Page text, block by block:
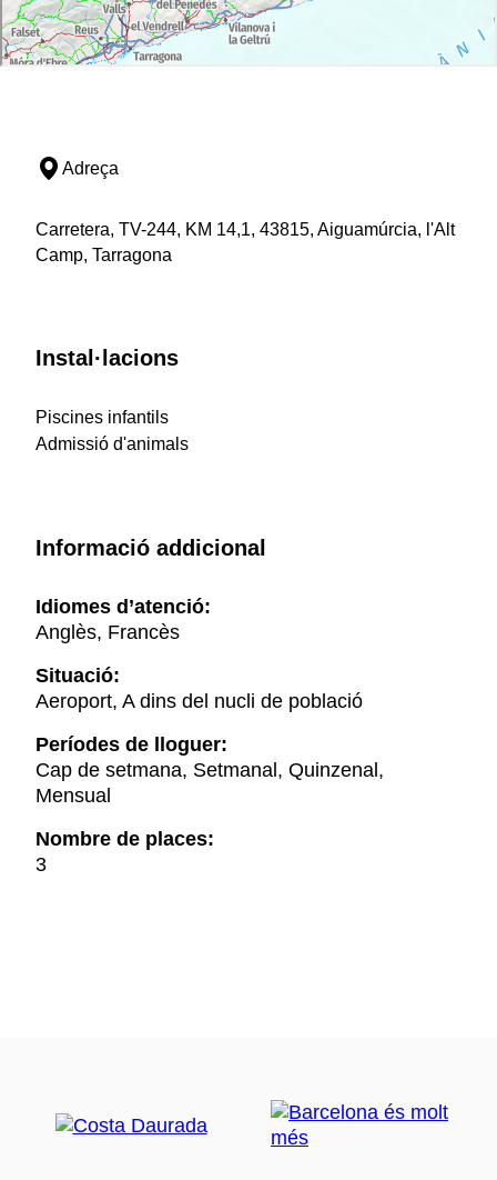
Adreça
Carretera, TV-244, KM 14,1, 43815, Aiguamúrcia, l'Alt
Camp, Tarragona
Instal·lacions
Piscines infantils
Admissió d'animals
Informació addicional
Idiomes d’atenció:
Anglès, Francès
Situació:
Aeroport, A dins del nucli de població
Períodes de lloguer:
Cap de setmana, Setmanal, Quinzenal,
Mensual
Nombre de places:
3